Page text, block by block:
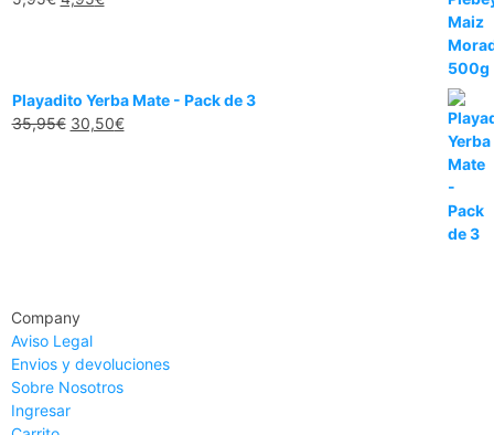
Playadito Yerba Mate - Pack de 3
35,95€ 30,50€
Company
Aviso Legal
Envios y devoluciones
Sobre Nosotros
Ingresar